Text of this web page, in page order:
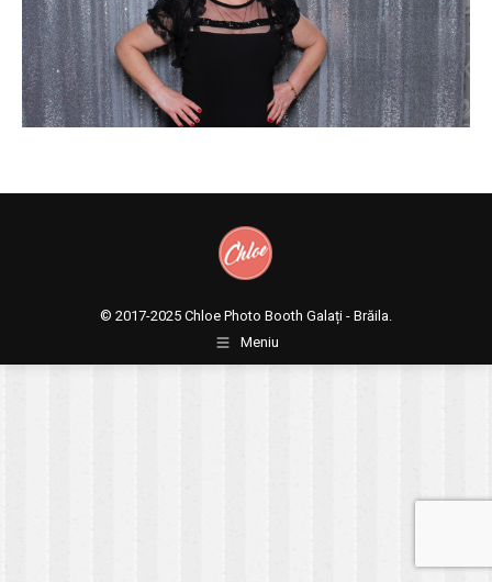
© 2017-2025 Chloe Photo Booth Galați - Brăila.
Meniu